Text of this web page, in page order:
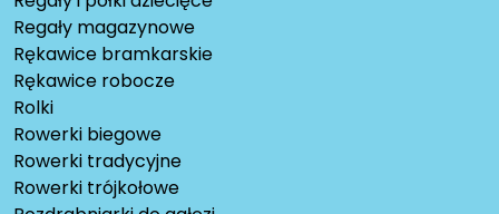
Regały magazynowe
Rękawice bramkarskie
Rękawice robocze
Rolki
Rowerki biegowe
Rowerki tradycyjne
Rowerki trójkołowe